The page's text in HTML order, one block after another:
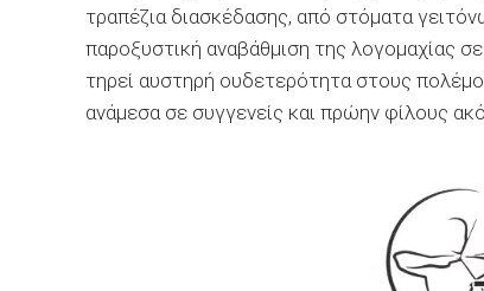
τραπέζια διασκέδασης, από στόματα
παροξυστική αναβάθμιση της λογομαχίας
τηρεί αυστηρή ουδετερότητα στους
ανάμεσα σε συγγενείς και πρώην φίλους